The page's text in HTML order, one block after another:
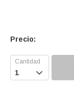
Precio:
